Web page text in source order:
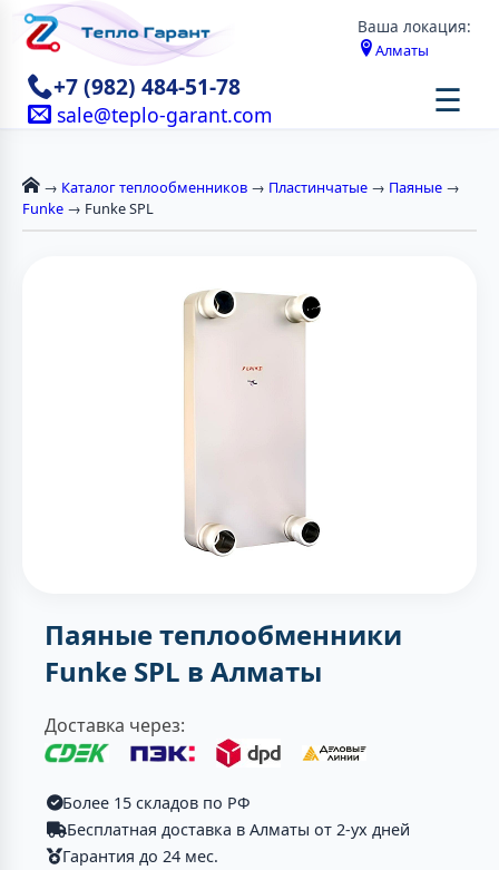
Ваша локация:
Алматы
+7 (982) 484-51-78
sale@teplo-garant.com ☰
→ Каталог теплообменников → Пластинчатые → Паяные →
Funke → Funke SPL
Паяные теплообменники
Funke SPL в Алматы
Доставка через:
Более 15 складов по РФ
Бесплатная доставка в Алматы от 2-ух дней
Гарантия до 24 мес.